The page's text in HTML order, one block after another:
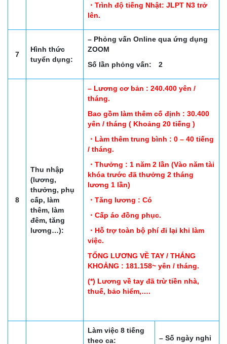
・Trình độ tiếng Nhật: JLPT N3 trở
lên.
7
Hình thức
tuyển dụng:
– Phỏng vấn Online qua ứng dụng
ZOOM
Số lần phỏng vấn: 2
8
Thu nhập
(lương,
thưởng, phụ
cấp, làm
thêm, làm
đêm, tăng
lương…):
– Lương cơ bản : 240.400 yên /
tháng.
Bao gồm làm thêm cố định : 30.400
yên / tháng ( Khoảng 20 tiếng )
・Làm thêm trung bình : 0 – 40 tiếng
/ tháng.
・Thưởng : 1 năm 2 lần (Vào năm tài
khóa trước đã thưởng 2 tháng
lương 1 lần)
・Tăng lương : Có
・Cấp áo đồng phục.
・Hỗ trợ toàn bộ phí đi lại khi làm
việc.
TỔNG LƯƠNG VỀ TAY / THÁNG
KHOẢNG : 181.158~ yên / tháng.
(*) Lương về tay đã trừ tiền nhà,
thuế, bảo hiểm,….
Làm việc 8 tiếng
theo ca:
– Số ngày nghỉ